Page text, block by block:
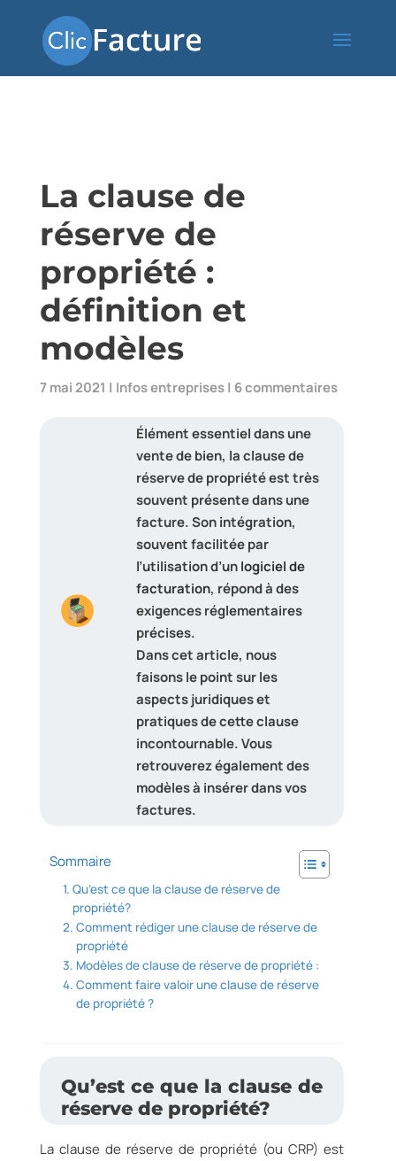
La clause de
réserve de
propriété :
définition et
modèles
7 mai 2021 | Infos entreprises| 6 commentaires
Élément essentiel dans une
vente de bien, la clause de
réserve de propriété est très
souvent présente dans une
facture. Son intégration,
souvent facilitée par
l’utilisation d’unlogiciel de
facturation, répond à des
exigences réglementaires
précises.
Dans cet article, nous
faisons le point sur les
aspects juridiques et
pratiques de cette clause
incontournable. Vous
retrouverez également des
modèles à insérer dans vos
factures.
Sommaire
Qu’est ce que la clause de réserve de
propriété?
Comment rédiger une clause de réserve de
propriété
Modèles de clause de réserve de propriété :
Comment faire valoir une clause de réserve
de propriété ?
Qu’est ce que la clause de
réserve de propriété?
La clause de réserve de propriété (ou CRP) est